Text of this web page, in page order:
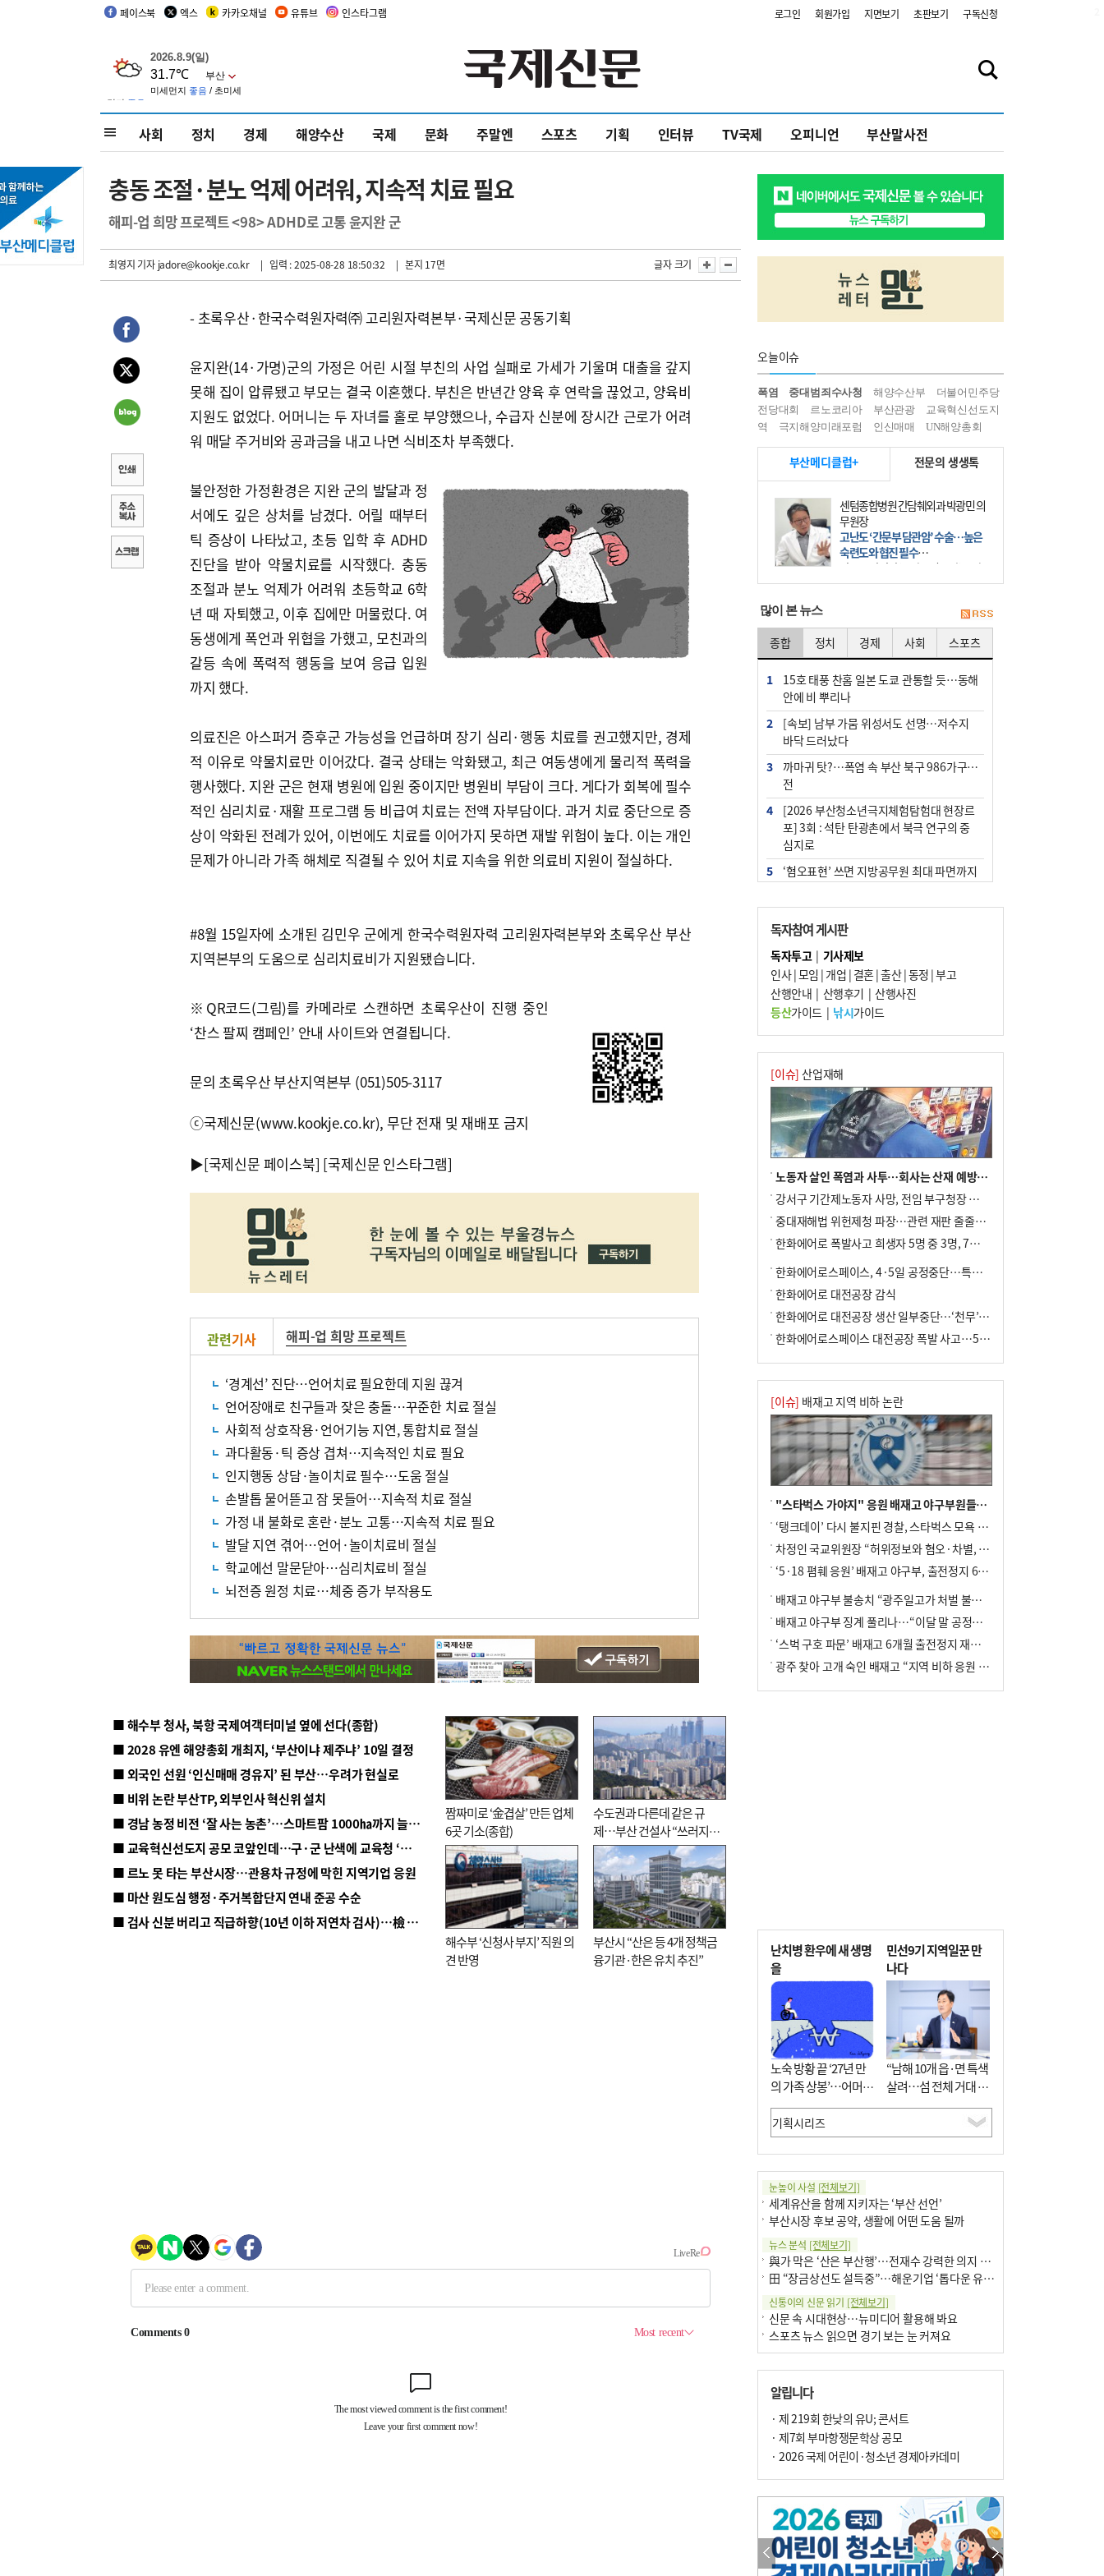
페이스북 엑스 카카오채널 유튜브 인스타그램 로그인 회원가입 지면보기 초판보기 구독신청
사회 정치 경제 해양수산 국제 문화 주말엔 스포츠 기획 인터뷰 TV국제 오피니언 부산말사전
충동 조절·분노 억제 어려워, 지속적 치료 필요
해피-업 희망 프로젝트 <98> ADHD로 고통 윤지완 군
최영지 기자jadore@kookje.co.kr | 입력 : 2025-08-28 18:50:32 | 본지 17면 글자 크기
- 초록우산·한국수력원자력㈜ 고리원자력본부·국제신문 공동기획
윤지완(14·가명)군의 가정은 어린 시절 부친의 사업 실패로 가세가 기울며 대출을 갚지
못해 집이 압류됐고 부모는 결국 이혼했다. 부친은 반년간 양육 후 연락을 끊었고, 양육비
지원도 없었다. 어머니는 두 자녀를 홀로 부양했으나, 수급자 신분에 장시간 근로가 어려
워 매달 주거비와 공과금을 내고 나면 식비조차 부족했다.
불안정한 가정환경은 지완 군의 발달과 정
서에도 깊은 상처를 남겼다. 어릴 때부터
틱 증상이 나타났고, 초등 입학 후 ADHD
진단을 받아 약물치료를 시작했다. 충동
조절과 분노 억제가 어려워 초등학교 6학
년 때 자퇴했고, 이후 집에만 머물렀다. 여
동생에게 폭언과 위협을 가했고, 모친과의
갈등 속에 폭력적 행동을 보여 응급 입원
까지 했다.
의료진은 아스퍼거 증후군 가능성을 언급하며 장기 심리·행동 치료를 권고했지만, 경제
적 이유로 약물치료만 이어갔다. 결국 상태는 악화됐고, 최근 여동생에게 물리적 폭력을
행사했다. 지완 군은 현재 병원에 입원 중이지만 병원비 부담이 크다. 게다가 회복에 필수
적인 심리치료·재활 프로그램 등 비급여 치료는 전액 자부담이다. 과거 치료 중단으로 증
상이 악화된 전례가 있어, 이번에도 치료를 이어가지 못하면 재발 위험이 높다. 이는 개인
문제가 아니라 가족 해체로 직결될 수 있어 치료 지속을 위한 의료비 지원이 절실하다.
#8월 15일자에 소개된 김민우 군에게 한국수력원자력 고리원자력본부와 초록우산 부산
지역본부의 도움으로 심리치료비가 지원됐습니다.
※QR코드(그림)를 카메라로 스캔하면 초록우산이 진행 중인
‘찬스 팔찌 캠페인’ 안내 사이트와 연결됩니다.
문의 초록우산 부산지역본부 (051)505-3117
ⓒ국제신문(www.kookje.co.kr), 무단 전재 및 재배포 금지
▶[국제신문 페이스북] [국제신문 인스타그램]
관련기사 해피-업 희망 프로젝트
‘경계선’ 진단…언어치료 필요한데 지원 끊겨
언어장애로 친구들과 잦은 충돌…꾸준한 치료 절실
사회적 상호작용·언어기능 지연, 통합치료 절실
과다활동·틱 증상 겹쳐…지속적인 치료 필요
인지행동 상담·놀이치료 필수…도움 절실
손발톱 물어뜯고 잠 못들어…지속적 치료 절실
가정 내 불화로 혼란·분노 고통…지속적 치료 필요
발달 지연 겪어…언어·놀이치료비 절실
학교에선 말문닫아…심리치료비 절실
뇌전증 원정 치료…체중 증가 부작용도
■ 해수부 청사, 북항 국제여객터미널 옆에 선다(종합)
■ 2028 유엔 해양총회 개최지, ‘부산이냐 제주냐’ 10일 결정
■ 외국인 선원 ‘인신매매 경유지’ 된 부산…우려가 현실로
■ 비위 논란 부산TP, 외부인사 혁신위 설치
■ 경남 농정 비전 ‘잘 사는 농촌’…스마트팜 1000㏊까지 늘린다
■ 교육혁신선도지 공모 코앞인데…구·군 난색에 교육청 ‘쩔쩔’
■ 르노 못 타는 부산시장…관용차 규정에 막힌 지역기업 응원
■ 마산 원도심 행정·주거복합단지 연내 준공 수순
■ 검사 신분 버리고 직급하향(10년 이하 저연차 검사)…檢 중수청행 기피
짬짜미로 ‘金겹살’ 만든 업체
6곳 기소(종합)
수도권과 다른데 같은 규
제…부산 건설사 “쓰러지기
직전”
해수부 ‘신청사 부지’ 직원 의
견 반영
부산시 “산은 등 4개 정책금
융기관·한은 유치 추진”
오늘이슈
폭염 중대범죄수사청 해양수산부
더불어민주당
전당대회
르노코리아 부산관광
교육혁신선도지
역
극지해양미래포럼 인신매매 UN해양총회
부산메디클럽+ 전문의 생생톡
센텀종합병원 간담췌외과 박광민 의
무원장
고난도 ‘간문부 담관암’ 수술…높은
숙련도와 협진 필수
간문부 담관암(클라츠킨 종양)은 좌
우 간에서 나오는, 담관(담즙 배출 경
部)’에 생기는 악성 종양이다. 간동맥
문맥 림프절 담
많이 본 뉴스
종합 정치 경제 사회 스포츠
1
15호 태풍 찬홈 일본 도쿄 관통할 듯…동해
안에 비 뿌리나
2
[속보] 남부 가뭄 위성서도 선명…저수지
바닥 드러났다
3
까마귀 탓?…폭염 속 부산 북구 986가구 정
전
4
[2026 부산청소년극지체험탐험대 현장르
포] 3회 : 석탄 탄광촌에서 북극 연구의 중
심지로
5
‘혐오표현’ 쓰면 지방공무원 최대 파면까지
48개 시군 가뭄
7
이임생, 홍명보 선임 독단적 결정 아냐…면
담 메모 제출
8
부산·울산·경남 폭염 속 소나기·비…무더
위는 지속
10 홈플 사태에 2분기 대형마트 판매 9.4%
↓…백화점은 14.8%↑
독자참여 게시판
독자투고| 기사제보
인사|모임 | 개업 | 결혼|출산|동정 |부고
산행안내 | 산행후기 | 산행사진
등산가이드| 낚시가이드
[이슈] 산업재해
노동자 살인 폭염과 사투…회사는 산재 예방·전기료 절감 전력
강서구 기간제노동자 사망, 전임 부구청장 檢 송치
중대재해법 위헌제청 파장…관련 재판 줄줄이 브레이크
한화에어로 폭발사고 희생자 5명 중 3명, 7일 영면
한화에어로스페이스, 4·5일 공정중단…특별 안전점검
한화에어로 대전공장 감식
한화에어로 대전공장 생산 일부중단…‘천무’ 수출 비상
한화에어로스페이스 대전공장 폭발 사고…5명 사망·2명 부상(종합)
[이슈] 배재고 지역 비하 논란
"스타벅스 가야지" 응원 배재고 야구부원들, 학교서 징계 처분
‘탱크데이’ 다시 불지핀 경찰, 스타벅스 모욕 혐의 압수수색
차정인 국교위원장 “허위정보와 혐오·차별, 학교 교실까지 유입"
‘5·18 폄훼 응원’ 배재고 야구부, 출전정지 6개월→1개월 감경
배재고 야구부 불송치 “광주일고가 처벌 불원 의사 표해”
배재고 야구부 징계 풀리나…“이달 말 공정위서 재심의”
‘스벅 구호 파문’ 배재고 6개월 출전정지 재심 신청키로
광주 찾아 고개 숙인 배재고 “지역 비하 응원 잘못”(종합)
난치병 환우에 새 생명
을
노숙 방황 끝 ‘27년 만
의 가족 상봉’…어머니
와 행복 꿈꿔
민선9기 지역일꾼 만
나다
“남해 10개 읍·면 특색
살려…섬 전체 거대 정
원으로 조성”
눈높이 사설 [전체보기]
세계유산을 함께 지키자는 ‘부산 선언’
부산시장 후보 공약, 생활에 어떤 도움 될까
뉴스 분석 [전체보기]
與가 막은 ‘산은 부산행’…전재수 강력한 의지 표명 없인 공염불
田 “장금상선도 설득중”…해운기업 ‘톱다운 유치전’ 가속
신통이의 신문 읽기 [전체보기]
신문 속 시대현상…뉴미디어 활용해 봐요
스포츠 뉴스 읽으면 경기 보는 눈 커져요
구·군 승진 축하화분 관행 없애자니 소상공인 울상
팩트체크[전체보기]
의령 한우산 털중나리
한 손 뉴스[전체보기]
시민이 개발한 폭염 대응 앱 ‘그늘로’ 길안내 지도 등 인기
골목 맛집 발굴 고메 셀렉션…부산시, 페스티벌 시월 연계
알립니다
· 제 219회 한낮의 유U; 콘서트
· 제7회 부마항쟁문학상 공모
· 2026 국제 어린이·청소년 경제아카데미